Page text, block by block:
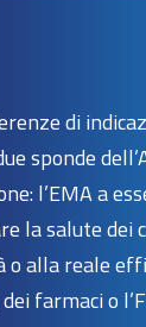
di
sponde
l’EMA a
la salute dei
alla reale
farmaci o